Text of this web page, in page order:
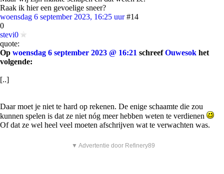
Raak ik hier een gevoelige sneer?
woensdag 6 september 2023, 16:25 uur #14
0
stevi0
quote:
Op woensdag 6 september 2023 @ 16:21 schreefOuwesok het
volgende:
[..]
Daar moet je niet te hard op rekenen. De enige schaamte die zou
kunnen spelen is dat ze niet nóg meer hebben weten te verdienen
Of dat ze wel heel veel moeten afschrijven wat te verwachten was.
▼ Advertentie door Refinery89